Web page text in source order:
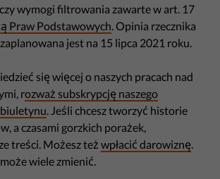
wymogi filtrowania zawarte w art. 17
Praw Podstawowych . Opinia rzecznika
jest na 15 lipca 2021 roku.
się więcej o naszych pracach nad
rozważ subskrypcję naszego
. Jeśli chcesz tworzyć historie
a czasami gorzkich porażek,
treści. Możesz też wpłacić darowiznę
wiele zmienić.